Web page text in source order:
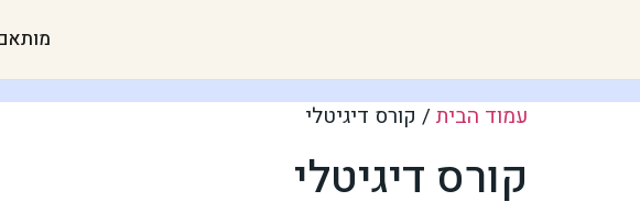
עמוד הבית / קורס דיגיטלי
קורס דיגיטלי